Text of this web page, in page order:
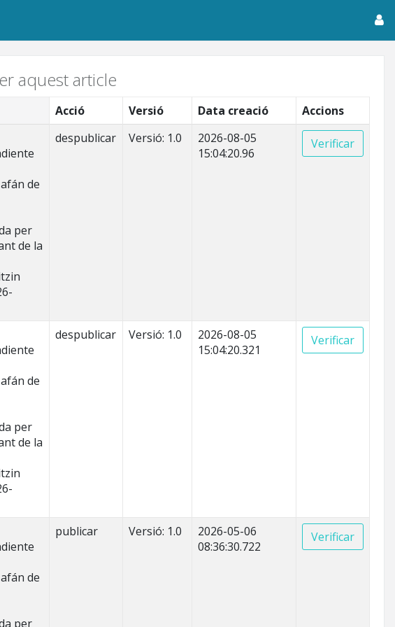
aquest article
Acció Versió Data creació
Accions
de
per
de la
despublicar Versió: 1.0
2026-08-05
15:04:20.96
Verificar
de
per
de la
despublicar Versió: 1.0
2026-08-05
15:04:20.321
Verificar
de
per
publicar Versió: 1.0
2026-05-06
08:36:30.722
Verificar